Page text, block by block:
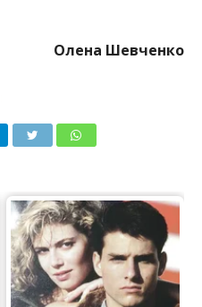
Олена Шевченко